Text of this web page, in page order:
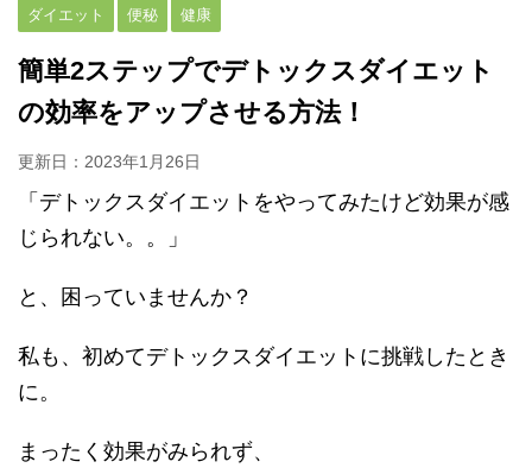
ダイエット 便秘 健康
簡単2ステップでデトックスダイエット
の効率をアップさせる方法！
更新日： 2023年1月26日
「デトックスダイエットをやってみたけど効果が感
じられない。。」
と、困っていませんか？
私も、初めてデトックスダイエットに挑戦したとき
に。
まったく効果がみられず、